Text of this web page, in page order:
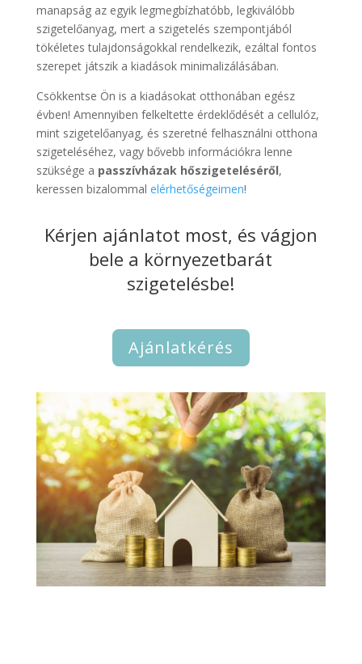
manapság az egyik legmegbízhatóbb, legkiválóbb
szigetelőanyag, mert a szigetelés szempontjából
tökéletes tulajdonságokkal rendelkezik, ezáltal fontos
szerepet játszik a kiadások minimalizálásában.
Csökkentse Ön is a kiadásokat otthonában egész
évben! Amennyiben felkeltette érdeklődését a cellulóz,
mint szigetelőanyag, és szeretné felhasználni otthona
szigeteléséhez, vagy bővebb információkra lenne
szüksége a passzívházak hőszigeteléséről,
keressen bizalommal elérhetőségeimen!
Kérjen ajánlatot most, és vágjon
bele a környezetbarát
szigetelésbe!
Ajánlatkérés